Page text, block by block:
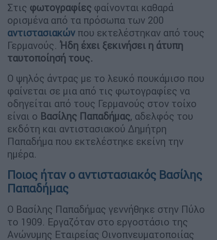
Στις φωτογραφίες φαίνονται καθαρά
ορισμένα από τα πρόσωπα των 200
αντιστασιακών που εκτελέστηκαν από τους
Γερμανούς. Ήδη έχει ξεκινήσει η άτυπη
ταυτοποίησή τους.
Ο ψηλός άντρας με το λευκό πουκάμισο που
φαίνεται σε μια από τις φωτογραφίες να
οδηγείται από τους Γερμανούς στον τοίχο
είναι ο Βασίλης Παπαδήμας, αδελφός του
εκδότη και αντιστασιακού Δημήτρη
Παπαδήμα που εκτελέστηκε εκείνη την
ημέρα.
Ποιος ήταν ο αντιστασιακός Βασίλης
Παπαδήμας
Ο Βασίλης Παπαδήμας γεννήθηκε στην Πύλο
το 1909. Εργαζόταν στο εργοστάσιο της
Ανώνυμης Εταιρείας Οινοπνευματοποιίας